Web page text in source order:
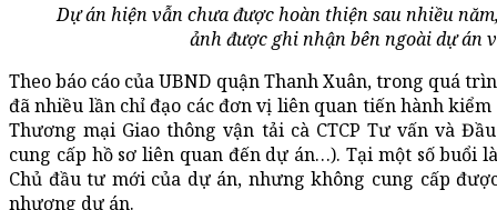
Dự án hiện vẫn chưa được hoàn thiện sau nhiều
ảnh được ghi nhận bên ngoài dự án
Theo báo cáo của UBND quận Thanh Xuân, trong quá
đã nhiều lần chỉ đạo các đơn vị liên quan tiến hành
Thương mại Giao thông vận tải cà CTCP Tư vấn và
cung cấp hồ sơ liên quan đến dự án…). Tại một số buổi
Chủ đầu tư mới của dự án, nhưng không cung cấp
nhượng dự án.